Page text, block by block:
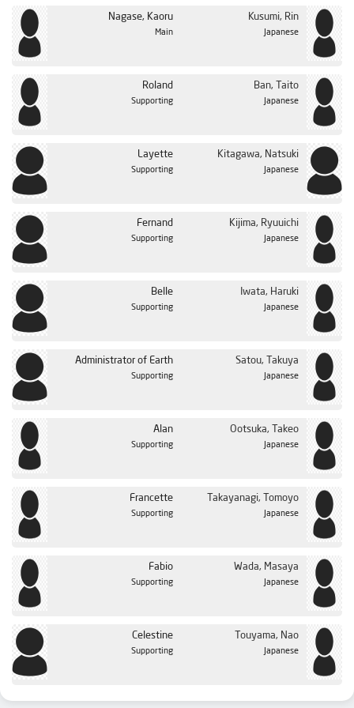
Nagase, Kaoru
Main
Kusumi, Rin
Japanese
Roland
Supporting
Ban, Taito
Japanese
Layette
Supporting
Kitagawa, Natsuki
Japanese
Fernand
Supporting
Kijima, Ryuuichi
Japanese
Belle
Supporting
Iwata, Haruki
Japanese
Administrator of Earth
Supporting
Satou, Takuya
Japanese
Alan
Supporting
Ootsuka, Takeo
Japanese
Francette
Supporting
Takayanagi, Tomoyo
Japanese
Fabio
Supporting
Wada, Masaya
Japanese
Celestine
Supporting
Touyama, Nao
Japanese